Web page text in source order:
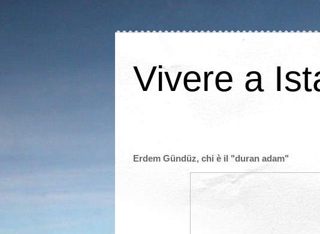
Vivere a
Erdem Gündüz, chi è il "duran adam"